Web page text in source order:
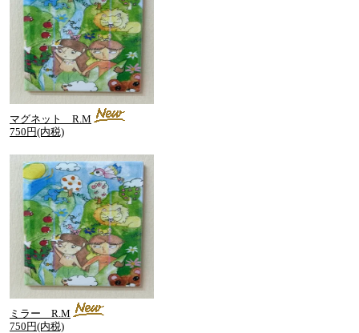
マグネット R.M
750円(内税)
ミラー R.M
750円(内税)